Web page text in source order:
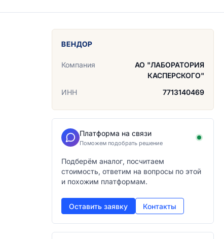
ВЕНДОР
Компания
АО "ЛАБОРАТОРИЯ
КАСПЕРСКОГО"
ИНН
7713140469
Платформа на связи
Поможем подобрать решение
Подберём аналог, посчитаем
стоимость, ответим на вопросы по этой
и похожим платформам.
Оставить заявку Контакты